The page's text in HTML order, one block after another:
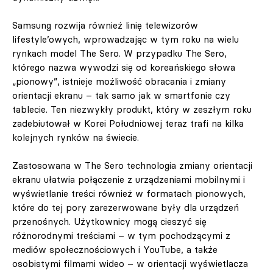
Samsung rozwija również linię telewizorów
lifestyle’owych, wprowadzając w tym roku na wielu
rynkach model The Sero. W przypadku The Sero,
którego nazwa wywodzi się od koreańskiego słowa
„pionowy”, istnieje możliwość obracania i zmiany
orientacji ekranu – tak samo jak w smartfonie czy
tablecie. Ten niezwykły produkt, który w zeszłym roku
zadebiutował w Korei Południowej teraz trafi na kilka
kolejnych rynków na świecie.
Zastosowana w The Sero technologia zmiany orientacji
ekranu ułatwia połączenie z urządzeniami mobilnymi i
wyświetlanie treści również w formatach pionowych,
które do tej pory zarezerwowane były dla urządzeń
przenośnych. Użytkownicy mogą cieszyć się
różnorodnymi treściami – w tym pochodzącymi z
mediów społecznościowych i YouTube, a także
osobistymi filmami wideo – w orientacji wyświetlacza